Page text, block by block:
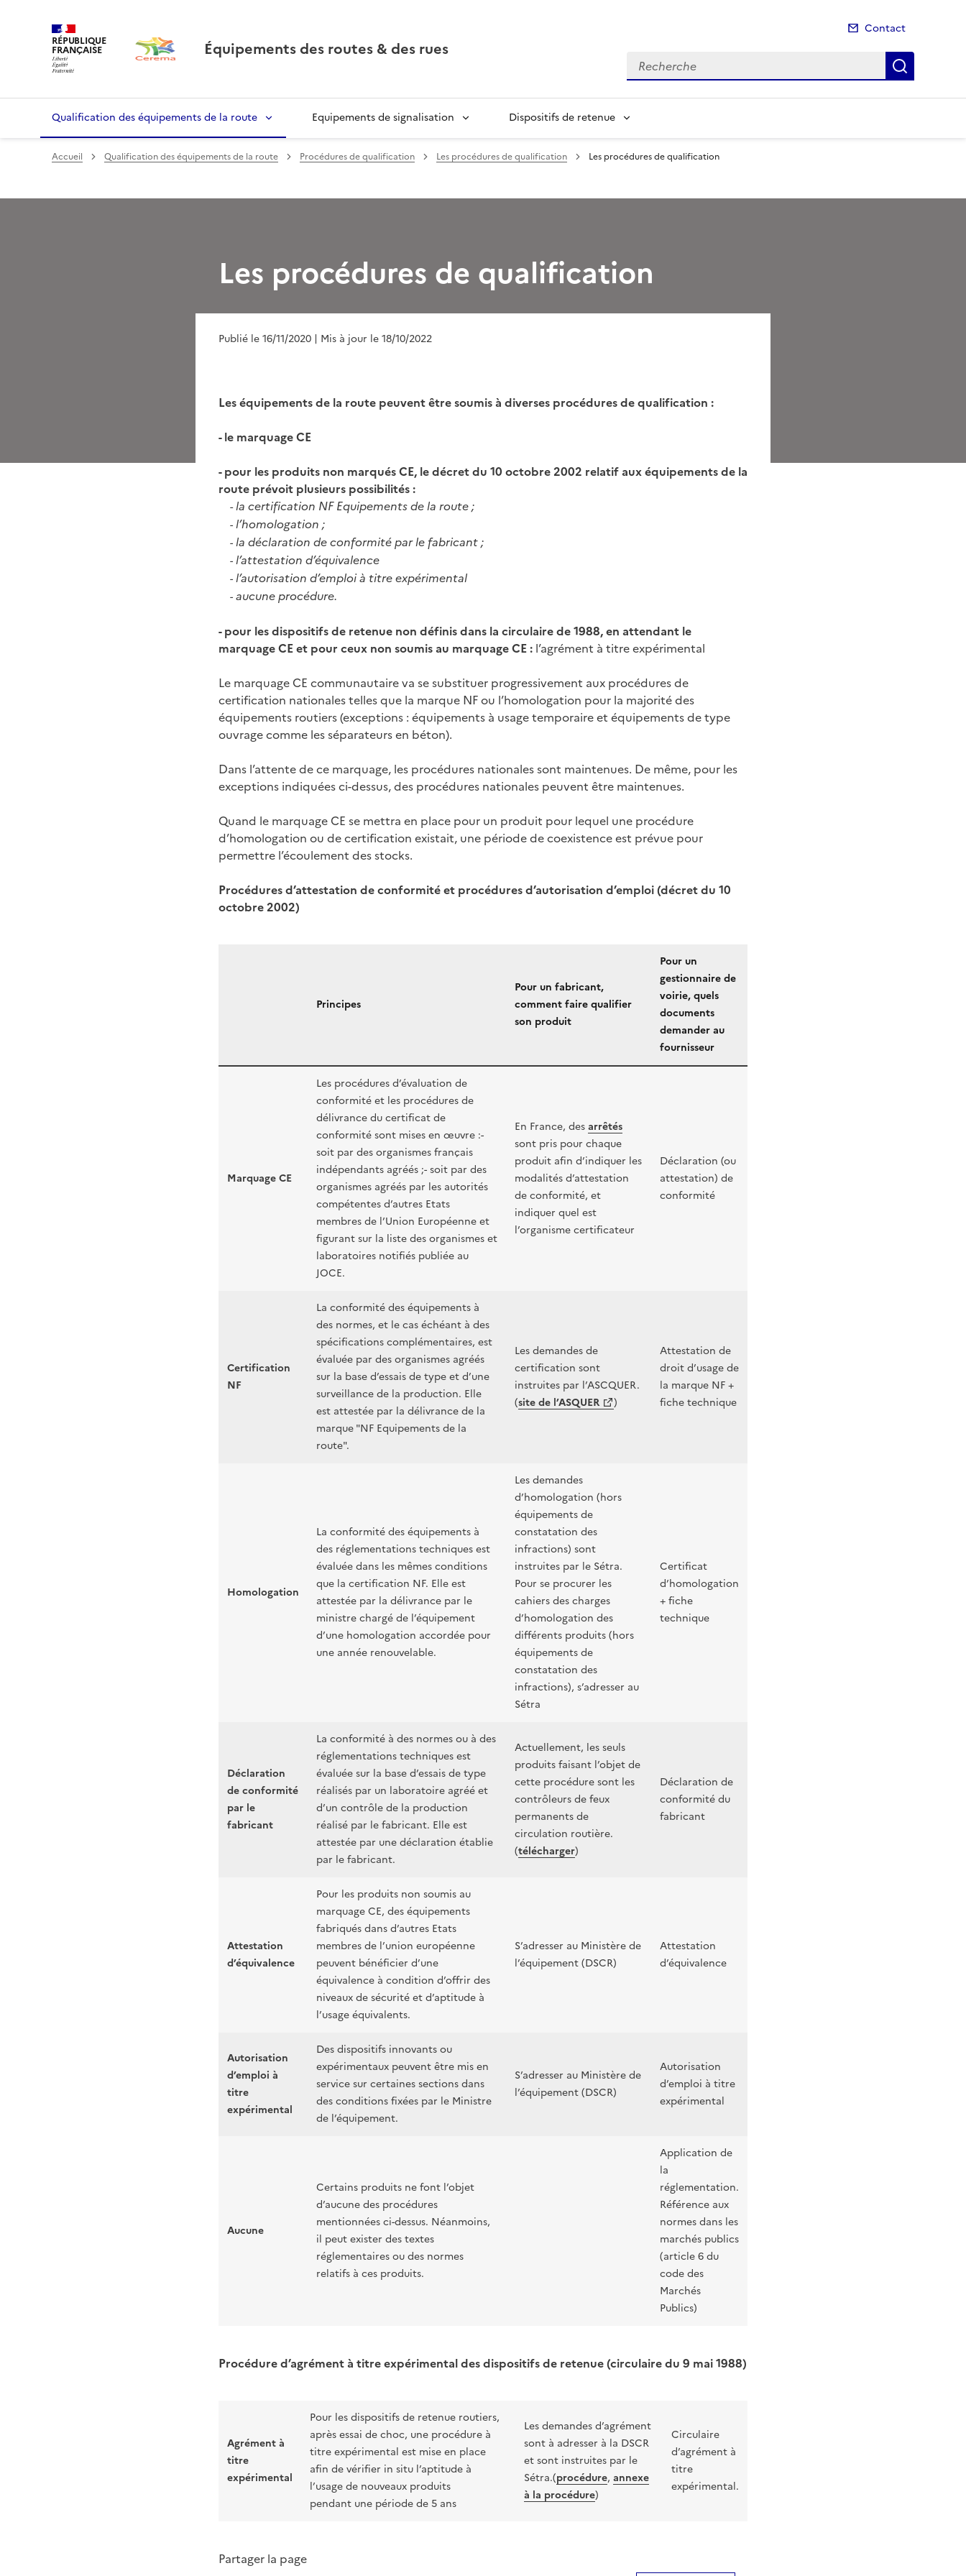
RÉPUBLIQUE
FRANÇAISE Équipements des routes & des rues
Contact
Recherche
Qualification des équipements de la route Equipements de signalisation Dispositifs de retenue
Accueil Qualification des équipements de la route Procédures de qualification Les procédures de qualification Les procédures de qualification
Les procédures de qualification
Publié le 16/11/2020 | Mis à jour le 18/10/2022
Les équipements de la route peuvent être soumis à diverses procédures de qualification :
- le marquage CE
- pour les produits non marqués CE, le décret du 10 octobre 2002 relatif aux équipements de la
route prévoit plusieurs possibilités :
-la certification NF Equipements de la route ;
-l’homologation ;
-la déclaration de conformité par le fabricant ;
-l’attestation d’équivalence
-l’autorisation d’emploi à titre expérimental
-aucune procédure.
- pour les dispositifs de retenue non définis dans la circulaire de 1988, en attendant le
marquage CE et pour ceux non soumis au marquage CE : l’agrément à titre expérimental
Le marquage CE communautaire va se substituer progressivement aux procédures de
certification nationales telles que la marque NF ou l’homologation pour la majorité des
équipements routiers (exceptions : équipements à usage temporaire et équipements de type
ouvrage comme les séparateurs en béton).
Dans l’attente de ce marquage, les procédures nationales sont maintenues. De même, pour les
exceptions indiquées ci-dessus, des procédures nationales peuvent être maintenues.
Quand le marquage CE se mettra en place pour un produit pour lequel une procédure
d’homologation ou de certification existait, une période de coexistence est prévue pour
permettre l’écoulement des stocks.
Procédures d’attestation de conformité et procédures d’autorisation d’emploi (décret du 10
octobre 2002)
Principes
Pour un fabricant,
comment faire qualifier
son produit
Pour un
gestionnaire de
voirie, quels
documents
demander au
fournisseur
Marquage CE
Les procédures d’évaluation de
conformité et les procédures de
délivrance du certificat de
conformité sont mises en œuvre :-
soit par des organismes français
indépendants agréés ;- soit par des
organismes agréés par les autorités
compétentes d’autres Etats
membres de l’Union Européenne et
figurant sur la liste des organismes et
laboratoires notifiés publiée au
JOCE.
En France, desarrêtés
sont pris pour chaque
produit afin d’indiquer les
modalités d’attestation
de conformité, et
indiquer quel est
l’organisme certificateur
Déclaration (ou
attestation) de
conformité
Certification
NF
La conformité des équipements à
des normes, et le cas échéant à des
spécifications complémentaires, est
évaluée par des organismes agréés
sur la base d’essais de type et d’une
surveillance de la production. Elle
est attestée par la délivrance de la
marque "NF Equipements de la
route".
Les demandes de
certification sont
instruites par l’ASCQUER.
(site de l’ASQUER )
Attestation de
droit d’usage de
la marque NF +
fiche technique
Homologation
La conformité des équipements à
des réglementations techniques est
évaluée dans les mêmes conditions
que la certification NF. Elle est
attestée par la délivrance par le
ministre chargé de l’équipement
d’une homologation accordée pour
une année renouvelable.
Les demandes
d’homologation (hors
équipements de
constatation des
infractions) sont
instruites par le Sétra.
Pour se procurer les
cahiers des charges
d’homologation des
différents produits (hors
équipements de
constatation des
infractions), s’adresser au
Sétra
Certificat
d’homologation
+ fiche
technique
Déclaration
de conformité
par le
fabricant
La conformité à des normes ou à des
réglementations techniques est
évaluée sur la base d’essais de type
réalisés par un laboratoire agréé et
d’un contrôle de la production
réalisé par le fabricant. Elle est
attestée par une déclaration établie
par le fabricant.
Actuellement, les seuls
produits faisant l’objet de
cette procédure sont les
contrôleurs de feux
permanents de
circulation routière.
(télécharger)
Déclaration de
conformité du
fabricant
Attestation
d’équivalence
Pour les produits non soumis au
marquage CE, des équipements
fabriqués dans d’autres Etats
membres de l’union européenne
peuvent bénéficier d’une
équivalence à condition d’offrir des
niveaux de sécurité et d’aptitude à
l’usage équivalents.
S’adresser au Ministère de
l’équipement (DSCR)
Attestation
d’équivalence
Autorisation
d’emploi à
titre
expérimental
Des dispositifs innovants ou
expérimentaux peuvent être mis en
service sur certaines sections dans
des conditions fixées par le Ministre
de l’équipement.
S’adresser au Ministère de
l’équipement (DSCR)
Autorisation
d’emploi à titre
expérimental
Aucune
Certains produits ne font l’objet
d’aucune des procédures
mentionnées ci-dessus. Néanmoins,
il peut exister des textes
réglementaires ou des normes
relatifs à ces produits.
Application de
la
réglementation.
Référence aux
normes dans les
marchés publics
(article 6 du
code des
Marchés
Publics)
Procédure d’agrément à titre expérimental des dispositifs de retenue (circulaire du 9 mai 1988)
Agrément à
titre
expérimental
Pour les dispositifs de retenue routiers,
après essai de choc, une procédure à
titre expérimental est mise en place
afin de vérifier in situ l’aptitude à
l’usage de nouveaux produits
pendant une période de 5 ans
Les demandes d’agrément
sont à adresser à la DSCR
et sont instruites par le
Sétra.(procédure, annexe
à la procédure)
Circulaire
d’agrément à
titre
expérimental.
Partager la page